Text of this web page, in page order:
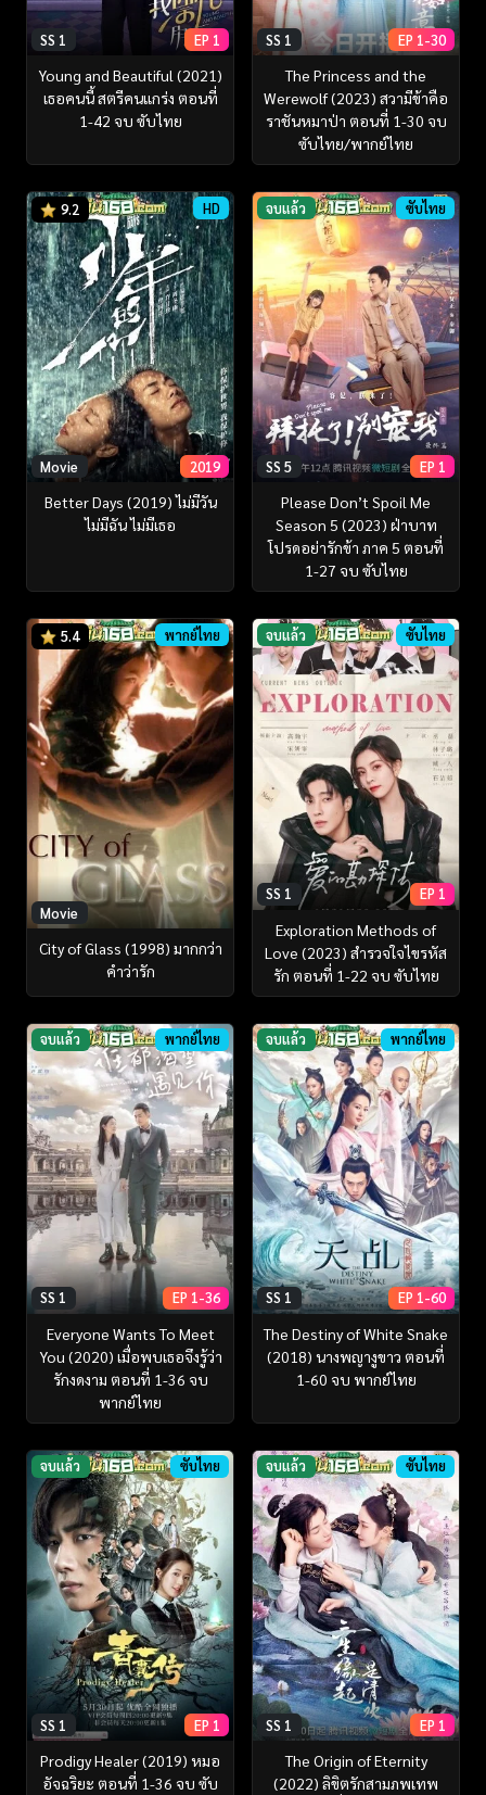
SS 1 EP 1
Young and Beautiful (2021)
เธอคนนี้ สตรีคนแกร่ง ตอนที่
1-42 จบ ซับไทย
SS 1 EP 1-30
The Princess and the
Werewolf (2023) สวามีข้าคือ
ราชันหมาป่า ตอนที่ 1-30 จบ
ซับไทย/พากย์ไทย
9.2 HD
Movie 2019
Better Days (2019) ไม่มีวัน
ไม่มีฉัน ไม่มีเธอ
จบแล้ว ซับไทย
SS 5 EP 1
Please Don’t Spoil Me
Season 5 (2023) ฝ่าบาท
โปรดอย่ารักข้า ภาค 5 ตอนที่
1-27 จบ ซับไทย
5.4 พากย์ไทย
Movie
City of Glass (1998) มากกว่า
คำว่ารัก
จบแล้ว ซับไทย
SS 1 EP 1
Exploration Methods of
Love (2023) สำรวจใจไขรหัส
รัก ตอนที่ 1-22 จบ ซับไทย
จบแล้ว พากย์ไทย
SS 1 EP 1-36
Everyone Wants To Meet
You (2020) เมื่อพบเธอจึงรู้ว่า
รักงดงาม ตอนที่ 1-36 จบ
พากย์ไทย
จบแล้ว พากย์ไทย
SS 1 EP 1-60
The Destiny of White Snake
(2018) นางพญางูขาว ตอนที่
1-60 จบ พากย์ไทย
จบแล้ว ซับไทย
SS 1 EP 1
Prodigy Healer (2019) หมอ
อัจฉริยะ ตอนที่ 1-36 จบ ซับ
จบแล้ว ซับไทย
SS 1 EP 1
The Origin of Eternity
(2022) ลิขิตรักสามภพเทพ